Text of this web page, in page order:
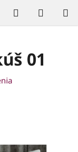
Hľadať
KOŠÍK
01